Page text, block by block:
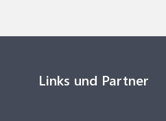
Links und Partner